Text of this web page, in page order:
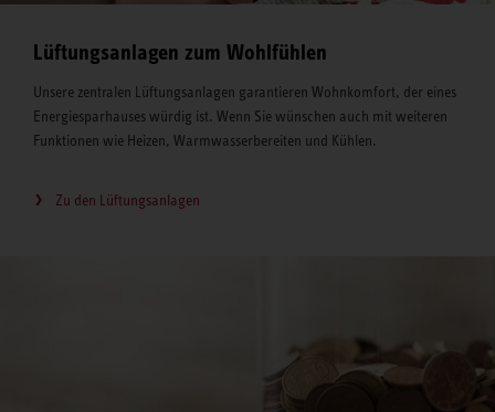
Lüftungsanlagen zum Wohlfühlen
Unsere zentralen Lüftungsanlagen garantieren Wohnkomfort, der eines
Energiesparhauses würdig ist. Wenn Sie wünschen auch mit weiteren
Funktionen wie Heizen, Warmwasserbereiten und Kühlen.
Zu den Lüftungsanlagen